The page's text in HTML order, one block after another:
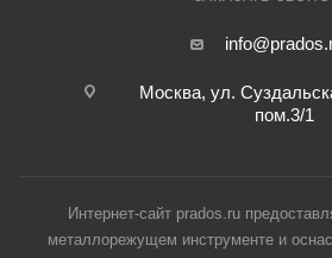
Москва, ул.
пом.3/1
Интернет-сайт prados.ru
металлорежущем инструменте и